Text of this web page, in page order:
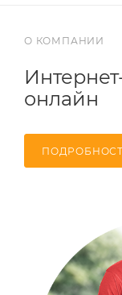
О КОМПАНИИ
онлайн